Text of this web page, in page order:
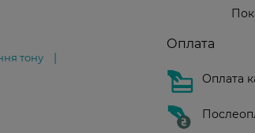
тону
Оплата
Оплата